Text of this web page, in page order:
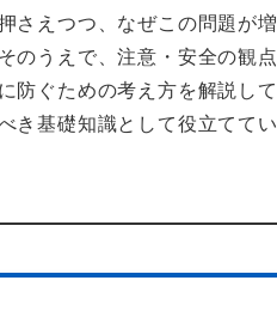
さえつつ、なぜこの問題が増
のうえで、注意・安全の観点
防ぐための考え方を解説して
き基礎知識として役立ててい